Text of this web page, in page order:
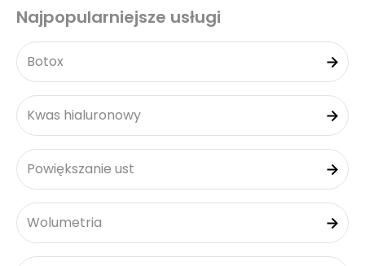
Najpopularniejsze usługi
Botox
Kwas hialuronowy
Powiększanie ust
Wolumetria